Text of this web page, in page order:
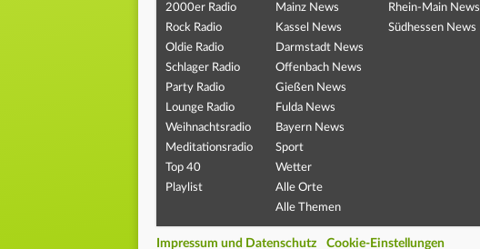
2000er Radio
Rock Radio
Oldie Radio
Schlager Radio
Party Radio
Lounge Radio
Weihnachtsradio
Meditationsradio
Top 40
Playlist
Mainz News
Kassel News
Darmstadt News
Offenbach News
Gießen News
Fulda News
Bayern News
Sport
Wetter
Alle Orte
Alle Themen
Rhein-Main News
Südhessen News
Impressum und Datenschutz Cookie-Einstellungen